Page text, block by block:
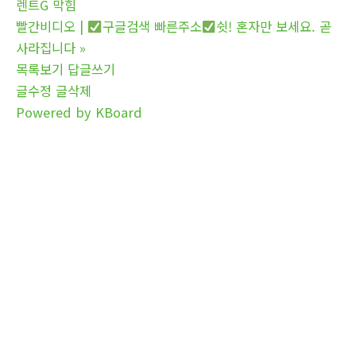
렌트G 막힘
빨간비디오 |
구글검색 빠른주소
쉿! 혼자만 보세요. 곧
사라집니다 »
목록보기 답글쓰기
글수정 글삭제
Powered by KBoard